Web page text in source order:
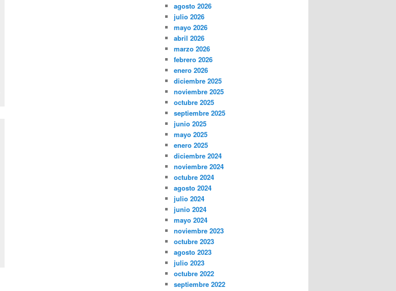
agosto 2026
julio 2026
mayo 2026
abril 2026
marzo 2026
febrero 2026
enero 2026
diciembre 2025
noviembre 2025
octubre 2025
septiembre 2025
junio 2025
mayo 2025
enero 2025
diciembre 2024
noviembre 2024
octubre 2024
agosto 2024
julio 2024
junio 2024
mayo 2024
noviembre 2023
octubre 2023
agosto 2023
julio 2023
octubre 2022
septiembre 2022